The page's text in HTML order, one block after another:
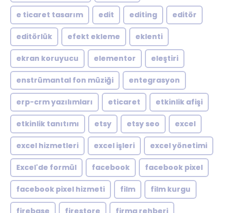
e ticaret tasarım edit editing editör
editörlük efekt ekleme eklenti
ekran koruyucu elementor eleştiri
enstrümantal fon müziği entegrasyon
erp-crm yazılımları eticaret etkinlik afişi
etkinlik tanıtımı etsy etsy seo excel
excel hizmetleri excel işleri excel yönetimi
Excel'de formül facebook facebook pixel
facebook pixel hizmeti film film kurgu
firebase firestore firma rehberi